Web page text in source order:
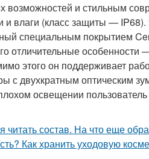
возможностей и стильным
и влаги (класс защиты —
специальным покрытием
отличительные особенности
этого он поддерживает
с двухкратным оптическим
освещении
состав. На что еще
Как хранить уходовую